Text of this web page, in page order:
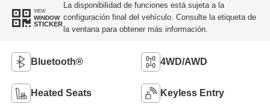
VIEW
WINDOW
STICKER
La disponibilidad de funciones está sujeta a la
configuración final del vehículo. Consulte la etiqueta de
la ventana para obtener más información.
Bluetooth® 4WD/AWD
Heated Seats Keyless Entry